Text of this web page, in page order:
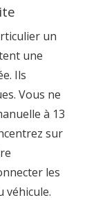
un
une
Ils
Vous ne
à 13
sur
les
véhicule.